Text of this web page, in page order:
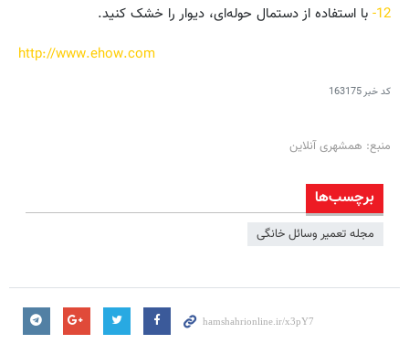
12- با استفاده از دستمال حوله‌ای، دیوار را خشک کنید.
http://www.ehow.com
کد خبر163175
منبع: همشهری آنلاین
برچسب‌ها
مجله تعمیر وسائل خانگی